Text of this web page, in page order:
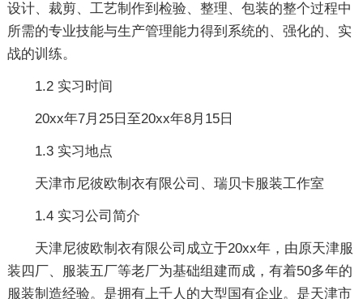
设计、裁剪、工艺制作到检验、整理、包装的整个过程中
所需的专业技能与生产管理能力得到系统的、强化的、实
战的训练。
1.2 实习时间
20xx年7月25日至20xx年8月15日
1.3 实习地点
天津市尼彼欧制衣有限公司、瑞贝卡服装工作室
1.4 实习公司简介
天津尼彼欧制衣有限公司成立于20xx年，由原天津服
装四厂、服装五厂等老厂为基础组建而成，有着50多年的
服装制造经验。是拥有上千人的大型国有企业。是天津市